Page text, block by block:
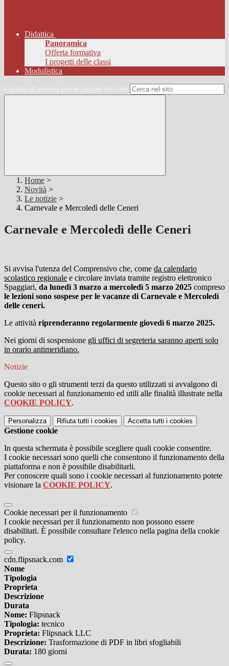
Didattica
Panoramica
Offerta formativa
I progetti delle classi
Modulistica
Home >
Novità >
Le notizie >
Carnevale e Mercoledì delle Ceneri
Carnevale e Mercoledì delle Ceneri
Si avvisa l'utenza del Comprensivo che, come da calendario
scolastico regionale e circolare inviata tramite registro elettronico
Spaggiari, da lunedì 3 marzo a mercoledì 5 marzo 2025 compreso
le lezioni sono sospese per le vacanze di Carnevale e Mercoledì
delle ceneri.
Le attività riprenderanno regolarmente giovedì 6 marzo 2025.
Nei giorni di sospensione gli uffici di segreteria saranno aperti solo
in orario antimeridiano.
Notizie
Questo sito o gli strumenti terzi da questo utilizzati si avvalgono di
cookie necessari al funzionamento ed utili alle finalità illustrate nella
COOKIE POLICY.
Personalizza Rifiuta tutti i cookies Accetta tutti i cookies
Gestione cookie
In questa schermata è possibile scegliere quali cookie consentire.
I cookie necessari sono quelli che consentono il funzionamento della
piattaforma e non è possibile disabilitarli.
Per conoscere quali sono i cookie necessari al funzionamento potete
visionare la COOKIE POLICY.
Cookie necessari per il funzionamento
I cookie necessari per il funzionamento non possono essere
disabilitati. È possibile consultare l'elenco nella pagina della cookie
policy.
cdn.flipsnack.com
Nome
Tipologia
Proprieta
Descrizione
Durata
Nome: Flipsnack
Tipologia: tecnico
Proprieta: Flipsnack LLC
Descrizione: Trasformazione di PDF in libri sfogliabili
Durata: 180 giorni